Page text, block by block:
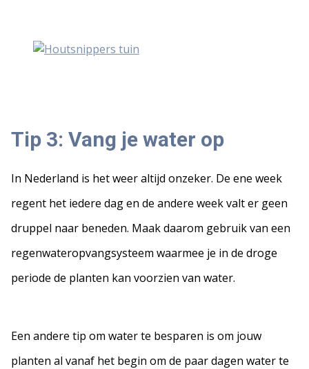
Tip 3: Vang je water op
In Nederland is het weer altijd onzeker. De ene week
regent het iedere dag en de andere week valt er geen
druppel naar beneden. Maak daarom gebruik van een
regenwateropvangsysteem waarmee je in de droge
periode de planten kan voorzien van water.
Een andere tip om water te besparen is om jouw
planten al vanaf het begin om de paar dagen water te